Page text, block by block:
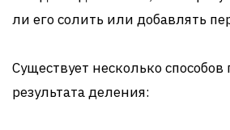
ли его солить или добавлять
Существует несколько способов
результата деления: